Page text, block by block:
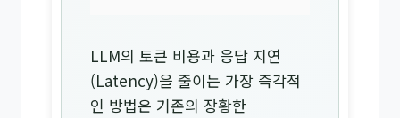
LLM의 토큰 비용과 응답 지연
(Latency)을 줄이는 가장 즉각적
인 방법은 기존의 장황한